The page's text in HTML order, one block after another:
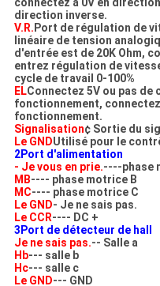
connectez à 0V en
direction inverse.
V.R. Port de régulation de
linéaire de tension
d'entrée est de 20K Ohm,
entrez régulation de
cycle de travail 0-100%
ELConnectez 5V ou pas
fonctionnement,
fonctionnement.
Signalisation¢ Sortie du
Le GNDUtilisé pour le
2Port d'alimentation
- Je vous en prie.----phase
MB---- phase motrice B
MC---- phase motrice C
Le GND- Je ne sais pas.
Le CCR---- DC +
3Port de détecteur de hall
Je ne sais pas.-- Salle a
Hb--- salle b
Hc--- salle c
Le GND--- GND